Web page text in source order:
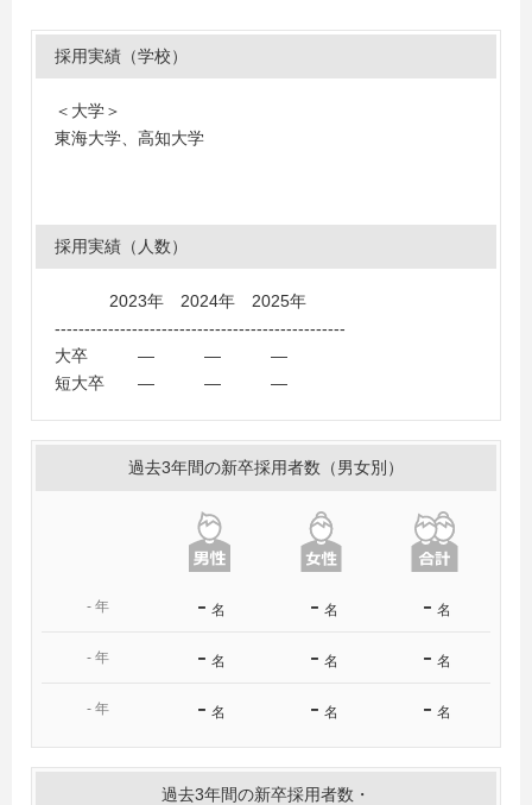
採用実績（学校）
＜大学＞
東海大学、高知大学
採用実績（人数）
2023年 2024年 2025年
-------------------------------------------------
大卒 ― ― ―
短大卒 ― ― ―
過去3年間の新卒採用者数（男女別）
- 年 - 名 - 名 - 名
- 年 - 名 - 名 - 名
- 年 - 名 - 名 - 名
過去3年間の新卒採用者数・